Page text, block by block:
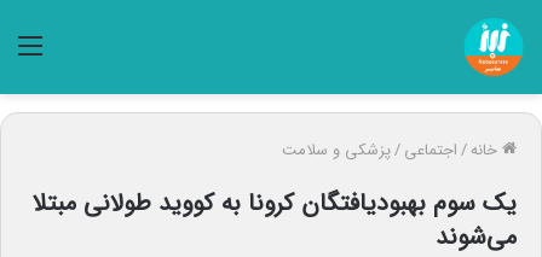
خانه/اجتماعی/پزشکی و سلامت
یک سوم بهبودیافتگان کرونا به کووید طولانی مبتلا
می‌شوند